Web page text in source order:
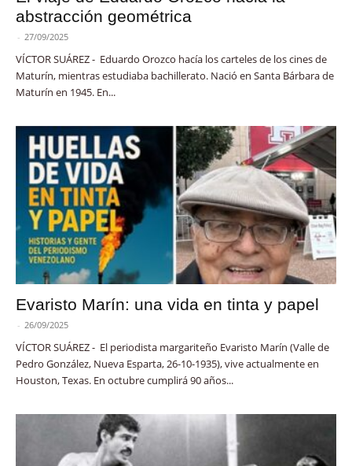
abstracción geométrica
- 27/09/2025
VÍCTOR SUÁREZ - Eduardo Orozco hacía los carteles de los cines de
Maturín, mientras estudiaba bachillerato. Nació en Santa Bárbara de
Maturín en 1945. En...
Evaristo Marín: una vida en tinta y papel
- 26/09/2025
VÍCTOR SUÁREZ - El periodista margariteño Evaristo Marín (Valle de
Pedro González, Nueva Esparta, 26-10-1935), vive actualmente en
Houston, Texas. En octubre cumplirá 90 años...